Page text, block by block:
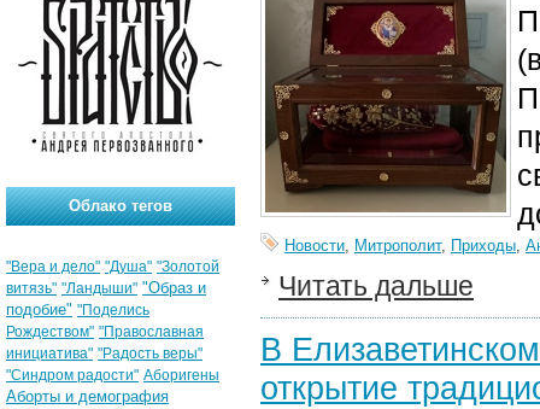
Новости, Митрополит, Приходы,
Читать дальше
В
открытие
Облако тегов
"Вера и дело" "Душа" "Золотой
витязь" "Ландыши" "Образ и
подобие" "Поделись
Рождеством" "Православная
инициатива" "Радость веры"
"Синдром радости" Аборигены
Аборты и демография